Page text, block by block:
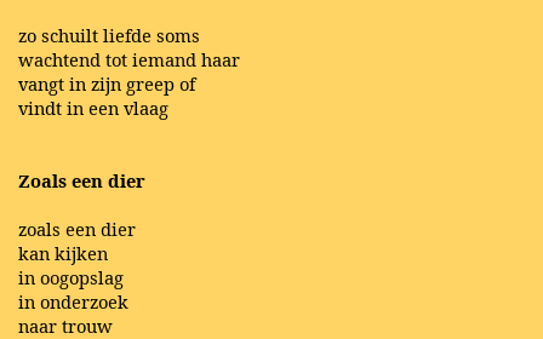
zo schuilt liefde soms
wachtend tot iemand haar
vangt in zijn greep of
vindt in een vlaag
Zoals een dier
zoals een dier
kan kijken
in oogopslag
in onderzoek
naar trouw